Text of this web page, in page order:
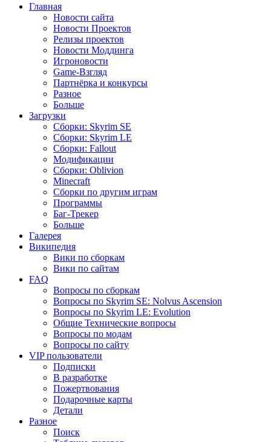
Главная
Новости сайта
Новости Проектов
Релизы проектов
Новости Моддинга
Игроновости
Game-Взгляд
Партнёрка и конкурсы
Разное
Больше
Загрузки
Сборки: Skyrim SE
Сборки: Skyrim LE
Сборки: Fallout
Модификации
Сборки: Oblivion
Minecraft
Сборки по другим играм
Программы
Баг-Трекер
Больше
Галерея
Википедия
Вики по сборкам
Вики по сайтам
FAQ
Вопросы по сборкам
Вопросы по Skyrim SE: Nolvus Ascension
Вопросы по Skyrim LE: Evolution
Общие Технические вопросы
Вопросы по модам
Вопросы по сайту
VIP пользователи
Подписки
В разработке
Пожертвования
Подарочные карты
Детали
Разное
Поиск